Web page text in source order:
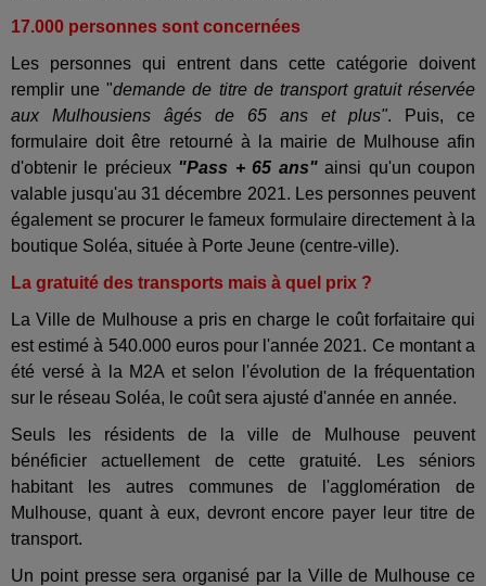
17.000 personnes sont concernées
Les personnes qui entrent dans cette catégorie doivent
remplir une "demande de titre de transport gratuit réservée
aux Mulhousiens âgés de 65 ans et plus". Puis, ce
formulaire doit être retourné à la mairie de Mulhouse afin
d'obtenir le précieux "Pass + 65 ans"ainsi qu'un coupon
valable jusqu'au 31 décembre 2021. Les personnes peuvent
également se procurer le fameux formulaire directement à la
boutique Soléa, située à Porte Jeune (centre-ville).
La gratuité des transports mais à quel prix ?
La Ville de Mulhouse a pris en charge le coût forfaitaire qui
est estimé à 540.000 euros pour l'année 2021. Ce montant a
été versé à la M2A et selon l'évolution de la fréquentation
sur le réseau Soléa, le coût sera ajusté d'année en année.
Seuls les résidents de la ville de Mulhouse peuvent
bénéficier actuellement de cette gratuité. Les séniors
habitant les autres communes de l'agglomération de
Mulhouse, quant à eux, devront encore payer leur titre de
transport.
Un point presse sera organisé par la Ville de Mulhouse ce